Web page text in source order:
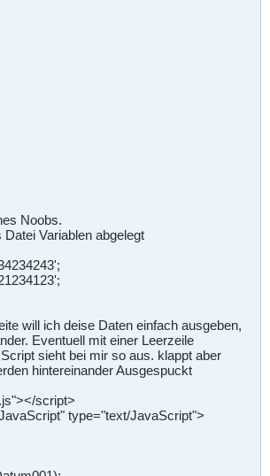
Noobs.
Datei Variablen abgelegt
will ich deise Daten einfach ausgeben,
Eventuell mit einer Leerzeile
sieht bei mir so aus. klappt aber
hintereinander Ausgespuckt
script>
type="text/JavaScript">